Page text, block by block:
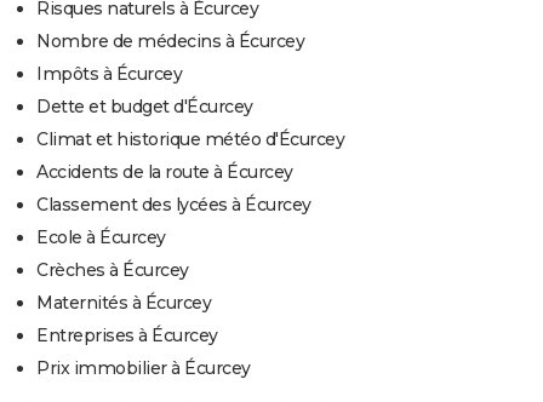
Risques naturels à Écurcey
Nombre de médecins à Écurcey
Impôts à Écurcey
Dette et budget d'Écurcey
Climat et historique météo d'Écurcey
Accidents de la route à Écurcey
Classement des lycées à Écurcey
Ecole à Écurcey
Crèches à Écurcey
Maternités à Écurcey
Entreprises à Écurcey
Prix immobilier à Écurcey